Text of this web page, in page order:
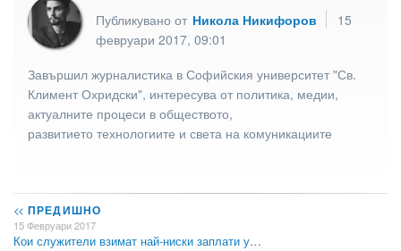
Публикувано от Никола Никифоров
15
февруари 2017, 09:01
Завършил журналистика в Софийския университет "Св.
Климент Охридски", интересува от политика, медии,
актуалните процеси в обществото,
развитието технологиите и света на комуникациите
<< ПРЕДИШНО
15 Февруари 2017
Кои служители взимат най-ниски заплати у…